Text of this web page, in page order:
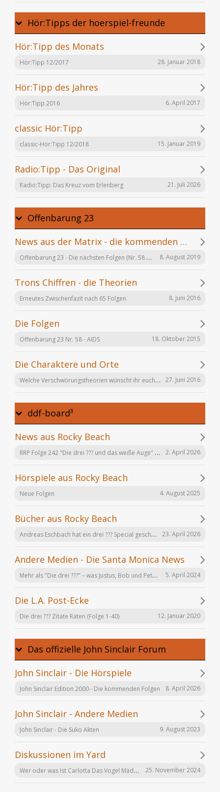
Hör:Tipps der hoerspiel-freunde
Hör:Tipp des Monats
Hör:Tipp 12/2017 28. Januar 2018
Hör:Tipp des Jahres
Hör:Tipp 2016 6. April 2017
classic Hör:Tipp
classic-Hör:Tipp 12/2018 15. Januar 2019
Radio:Tipp - Das Original
Radio:Tipp: Das Kreuz vom Erlenberg 21. Juli 2026
Offenbarung 23
News aus der Matrix - die kommenden Folgen
Offenbarung 23 - Die nächsten Folgen (Nr. 58 bis X) 8. August 2019
Trons Chiffren - die Theorien
Erneutes Zwischenfazit nach 65 Folgen 8. Juni 2016
Die Folgen
Offenbarung 23 Nr. 58 - AIDS 18. Oktober 2015
Die Charaktere und Orte
Welche Verschwörungstheorien wünscht ihr euch noch in der Serie "Offenbarung 23"? 27. Juni 2016
ddf-board³
News aus Rocky Beach
RRP Folge 242 "Die drei ??? und das weiße Auge" am 02.12. in Karlsruhe 2. April 2026
Hörspiele aus Rocky Beach
Neue Folgen 4. August 2025
Bücher aus Rocky Beach
Andreas Eschbach hat ein drei ??? Special geschrieben: "Die Auferstehung" 23. April 2026
Andere Medien - Die Santa Monica News
Mehr als "Die drei ???" – was Justus, Bob und Peter auch noch tun 5. April 2024
Die L.A. Post-Ecke
Die drei ??? Zitate Raten (Folge 1-40) 12. Januar 2020
Das offizielle John Sinclair Forum
John Sinclair - Die Hörspiele
John Sinclair Edition 2000 - Die kommenden Folgen 8. April 2026
John Sinclair - Andere Medien
John Sinclair - Die Suko Akten 9. August 2023
Diskussionen im Yard
Wer oder was Ist Carlotta Das Vogel Mädchen 25. November 2024